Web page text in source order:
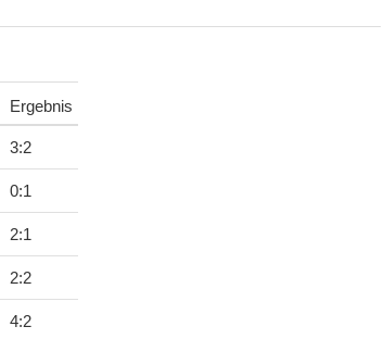
Ergebnis
3:2
0:1
2:1
2:2
4:2